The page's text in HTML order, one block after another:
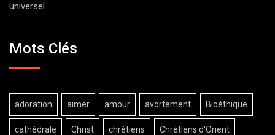
universel.
Mots Clés
adoration aimer amour avortement Bioéthique
cathédrale Christ chrétiens Chrétiens d'Orient